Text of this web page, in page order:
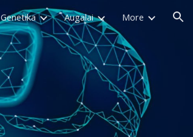
Genetika Augalai More